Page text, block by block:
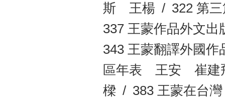
斯 王楊 / 322 第三
337 王蒙作品外文
343 王蒙翻譯外國
區年表 王安 崔建
樑 / 383 王蒙在台